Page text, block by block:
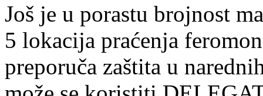
Još je u porastu brojnost
5 lokacija praćenja
preporuča zaštita u